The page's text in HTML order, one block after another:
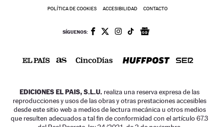
POLÍTICA DE COOKIES ACCESIBILIDAD CONTACTO
SÍGUENOS:
EDICIONES EL PAIS, S.L.U. realiza una reserva expresa de las
reproducciones y usos de las obras y otras prestaciones accesibles
desde este sitio web a medios de lectura mecánica u otros medios
que resulten adecuados a tal fin de conformidad con el artículo 67.3